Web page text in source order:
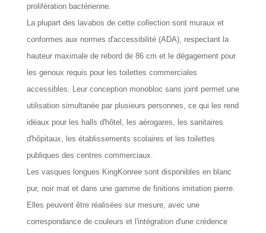
prolifération bactérienne.
La plupart des lavabos de cette collection sont muraux et
conformes aux normes d'accessibilité (ADA), respectant la
hauteur maximale de rebord de 86 cm et le dégagement pour
les genoux requis pour les toilettes commerciales
accessibles. Leur conception monobloc sans joint permet une
utilisation simultanée par plusieurs personnes, ce qui les rend
idéaux pour les halls d'hôtel, les aérogares, les sanitaires
d'hôpitaux, les établissements scolaires et les toilettes
publiques des centres commerciaux.
Les vasques longues KingKonree sont disponibles en blanc
pur, noir mat et dans une gamme de finitions imitation pierre.
Elles peuvent être réalisées sur mesure, avec une
correspondance de couleurs et l'intégration d'une crédence